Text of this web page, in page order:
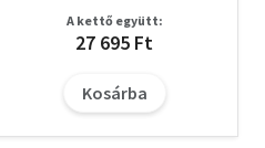
A kettő együtt:
27 695 Ft
Kosárba